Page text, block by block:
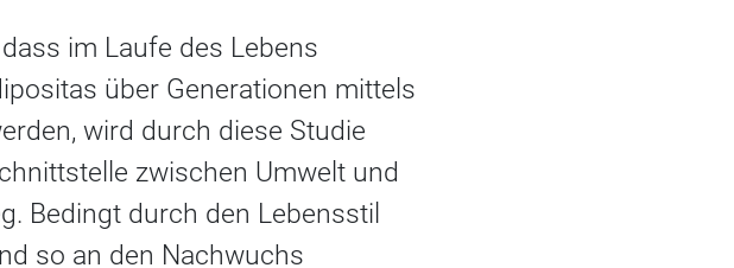
im Laufe des Lebens
über Generationen mittels
wird durch diese Studie
zwischen Umwelt und
Bedingt durch den Lebensstil
so an den Nachwuchs